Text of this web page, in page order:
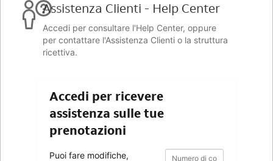
Assistenza Clienti - Help Center
Accedi per consultare l'Help Center, oppure
per contattare l'Assistenza Clienti o la struttura
ricettiva.
Accedi per ricevere
assistenza sulle tue
prenotazioni
Puoi fare modifiche,
Numero
Numero